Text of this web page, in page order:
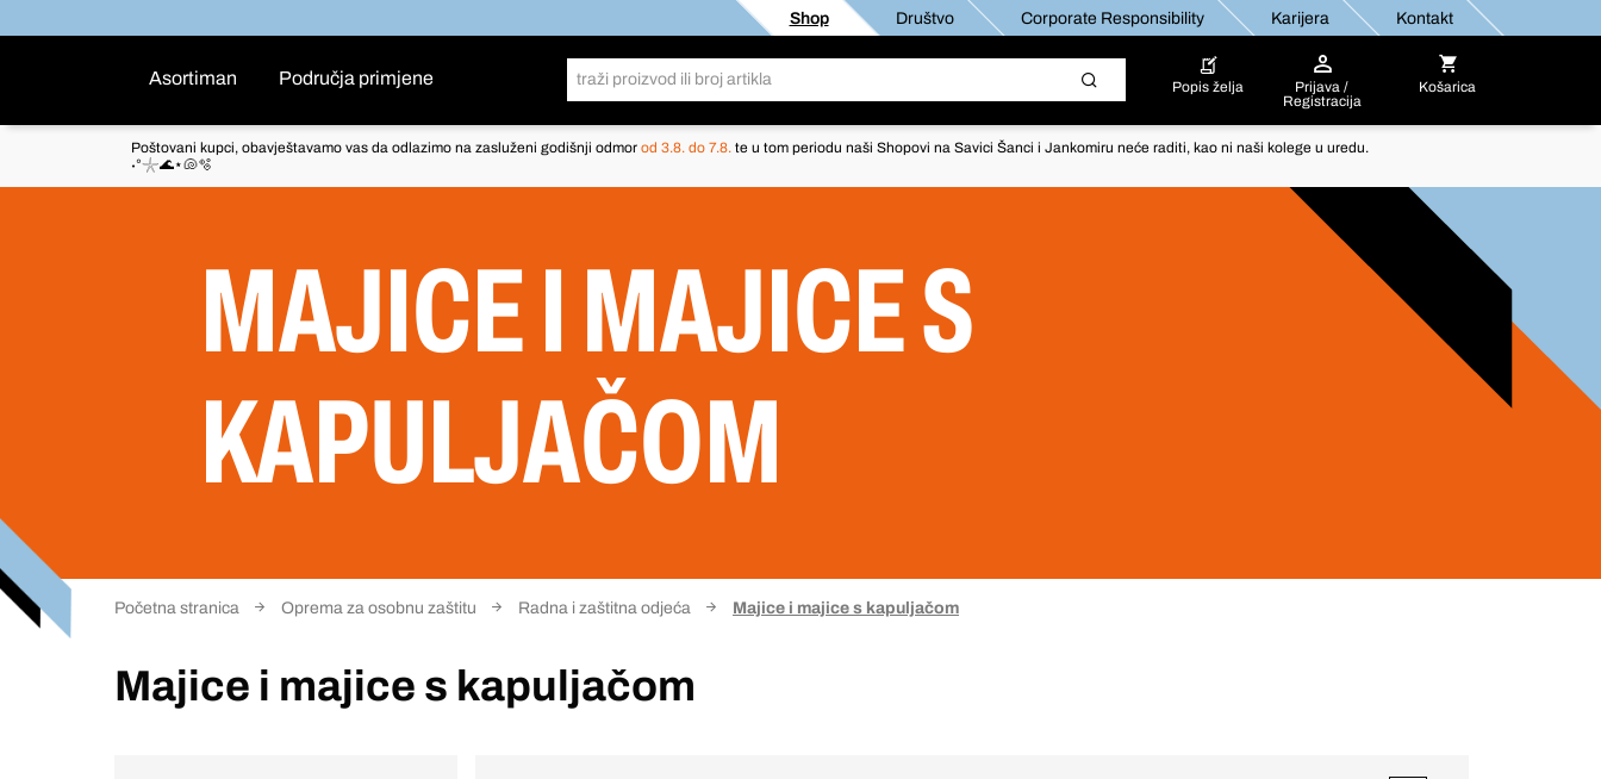
Shop Društvo Corporate Responsibility Karijera Kontakt
Asortiman Područja primjene Popis želja
Prijava /
Registracija
Košarica
Poštovani kupci, obavještavamo vas da odlazimo na zasluženi godišnji odmor od 3.8. do 7.8. te u tom periodu naši Shopovi na Savici Šanci i Jankomiru neće raditi, kao ni naši kolege u uredu.
˖°𓇼🌊⋆🐚🫧
MAJICE I MAJICE S
KAPULJAČOM
Početna stranica Oprema za osobnu zaštitu Radna i zaštitna odjeća Majice i majice s kapuljačom
Majice i majice s kapuljačom